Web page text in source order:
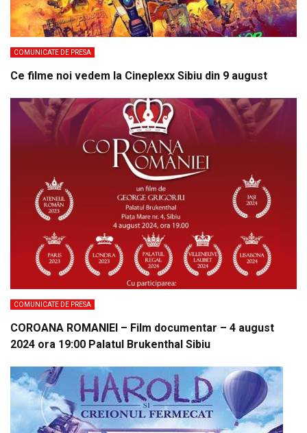
COMUNICATE DE PRESA
Ce filme noi vedem la Cineplexx Sibiu din 9 august
COMUNICATE DE PRESA
COROANA ROMANIEI – Film documentar – 4 august
2024 ora 19:00 Palatul Brukenthal Sibiu